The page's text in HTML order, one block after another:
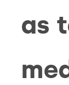
as